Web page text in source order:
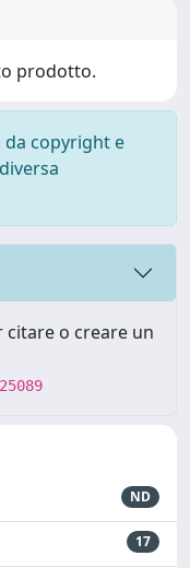
prodotto.
copyright e
o creare un
ND
17